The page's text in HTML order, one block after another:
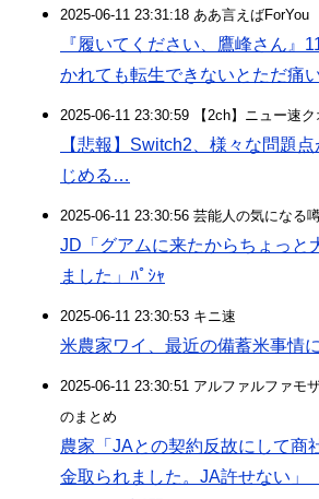
2025-06-11 23:31:18 ああ言えばForYou
『履いてください、鷹峰さん』
かれても転生できないとただ痛
2025-06-11 23:30:59 【2ch】ニュー速ク
【悲報】Switch2、様々な問題
じめる…
2025-06-11 23:30:56 芸能人の気になる
JD「グアムに来たからちょっと
ました」ﾊﾟｼｬ
2025-06-11 23:30:53 キニ速
米農家ワイ、最近の備蓄米事情
2025-06-11 23:30:51 アルファルファモ
のまとめ
農家「JAとの契約反故にして商
金取られました。JA許せない